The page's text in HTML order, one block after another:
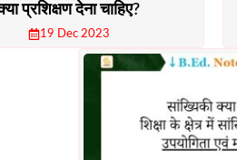
प्रशिक्षण देना चाहिए?
19 Dec 2023